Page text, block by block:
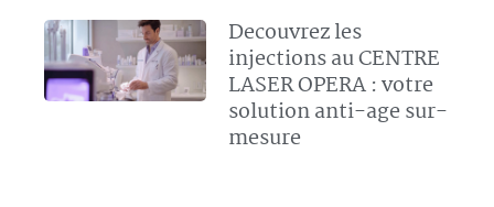
Decouvrez les
injections au CENTRE
LASER OPERA : votre
solution anti-age sur-
mesure